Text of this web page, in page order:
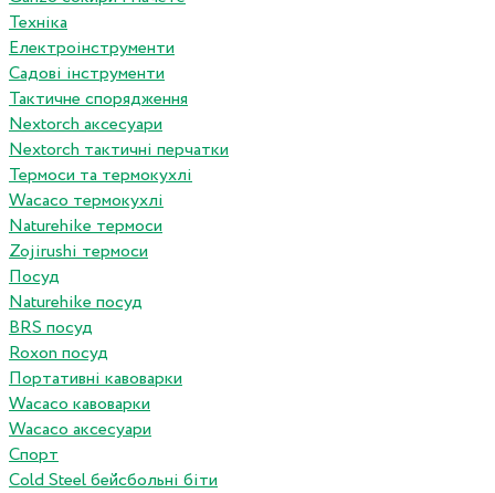
Техніка
Електроінструменти
Садові інструменти
Тактичне спорядження
Nextorch аксесуари
Nextorch тактичні перчатки
Термоси та термокухлі
Wacaco термокухлі
Naturehike термоси
Zojirushi термоси
Посуд
Naturehike посуд
BRS посуд
Roxon посуд
Портативні кавоварки
Wacaco кавоварки
Wacaco аксесуари
Спорт
Cold Steel бейсбольні біти